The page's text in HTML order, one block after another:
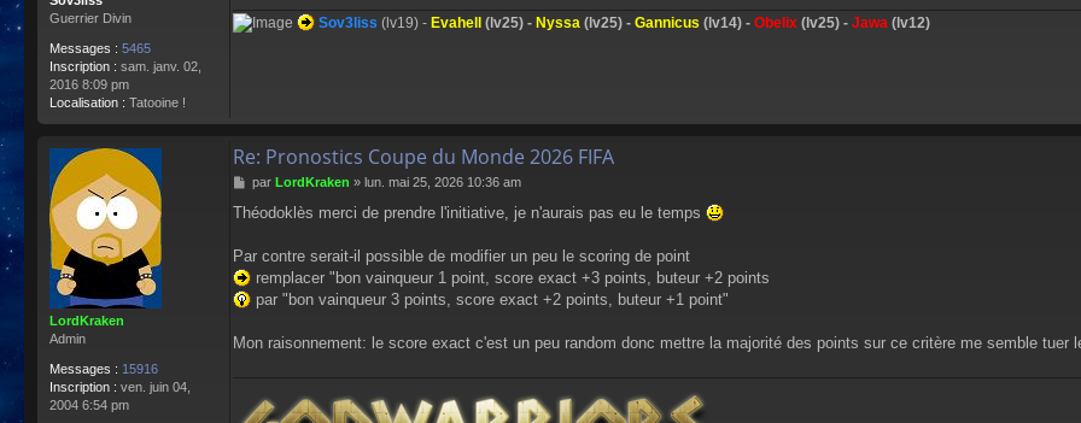
Guerrier Divin
Messages : 5465
Inscription : sam. janv. 02,
2016 8:09 pm
Localisation : Tatooine !
Sov3liss (lv19) - Evahell (lv25) - Nyssa (lv25) - Gannicus (lv14) - Obelix (lv25) - Jawa (lv12)
LordKraken
Admin
Messages : 15916
Inscription : ven. juin 04,
2004 6:54 pm
Re: Pronostics Coupe du Monde 2026 FIFA
M
s
a
g
par LordKraken » lun. mai 25, 2026 10:36 am
Théodoklès merci de prendre l'initiative, je n'aurais pas eu le temps
Par contre serait-il possible de modifier un peu le scoring de point
remplacer "bon vainqueur 1 point, score exact +3 points, buteur +2 points
par "bon vainqueur 3 points, score exact +2 points, buteur +1 point"
Mon raisonnement: le score exact c'est un peu random donc mettre la majorité des points sur ce critère me semble tuer